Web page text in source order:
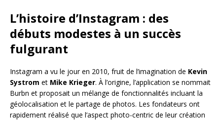
L’histoire d’Instagram : des
débuts modestes à un succès
fulgurant
Instagram a vu le jour en 2010, fruit de l’imagination de Kevin
Systrom et Mike Krieger. À l’origine, l’application se nommait
Burbn et proposait un mélange de fonctionnalités incluant la
géolocalisation et le partage de photos. Les fondateurs ont
rapidement réalisé que l’aspect photo-centric de leur création